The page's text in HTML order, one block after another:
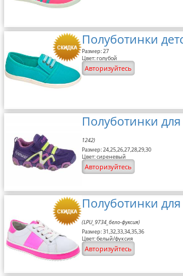
Размерная сетка
Контакты
Обратная связь
Вопрос-Ответ
Полуботинки
Размер: 27
Цвет: голубой
Авторизуйтесь
Полуботинки
1242)
Размер: 24,25,26,27,28,29,30
Цвет: сиреневый
Авторизуйтесь
Полуботинки
(LPU_9734_бело-фуксия)
Размер: 31,32,33,34,35,36
Цвет: белый/фуксия
Авторизуйтесь